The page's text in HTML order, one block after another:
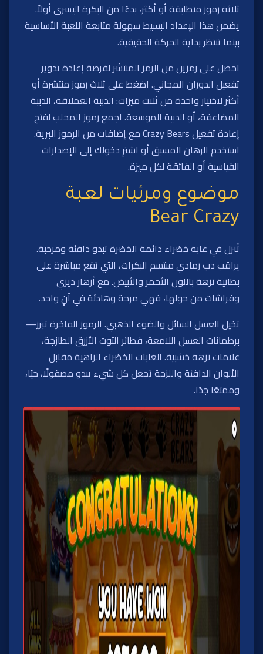
ثلاثة رموز متطابقة أو أكثر، بدءًا من البكرة اليسرى أولاً.
يضمن هذا الإعداد البسيط سهولة متابعة اللعبة الأساسية
بينما تنتظر بداية الحركة الحقيقية.
احصل على رمزين من الرمز المنتشر لفرصة إعادة تدوير
تفعيل الدوران المجاني. اضغط على ثلاث رموز منتشرة أو
أكثر لاختيار واحدة من ثلاث ميزات: الدببة العملاقة، الدببة
المضاعفة، أو الدببة الموسعة. اجمع رموز المخلب لفتح
إعادة تفعيل Crazy Bears مع إضافات من الرموز البرية.
استخدم الرهان المسبق أو اشترِ دخولك إلى الإصدارات
القياسية أو الفائقة لكل ميزة.
موضوع ومرئيات لعبة
Bear Crazy
تُنزل في غابة خضراء دائمة الخضرة تبدو دافئة ومرحبة.
يراقب دب رمادي مبتسم البكرات، التي تقع مباشرة على
بطانية نزهة باللون الأحمر والأبيض. مع أزهار ديزي
وفراشات من حولها، فهي مرحة وهادئة في آنٍ واحد.
تخيل العسل السائل والضوء الذهبي. الرموز الفاخرة تبرز—
برطمانات العسل اللامعة، فطائر التوت الأزرق الطازجة،
علامات نزهة خشبية. الغابات الخضراء الزاهية مقابل
الألوان الدافئة واللزجة تجعل كل شيء يبدو مصقولًا، حيًا،
وممتعًا جدًا.